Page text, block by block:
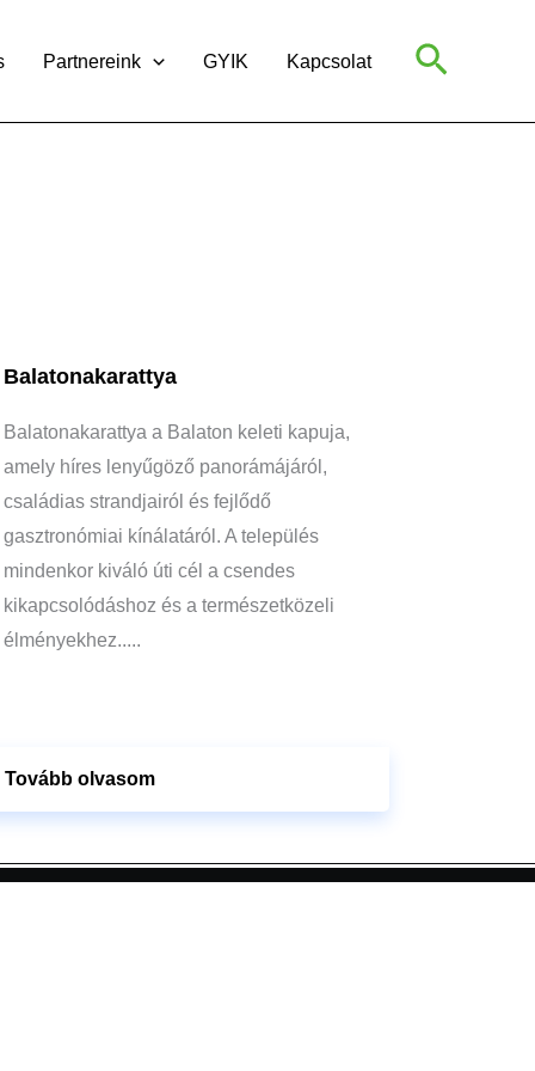
Partnereink GYIK Kapcsolat Search
Balatonakarattya
Balatonakarattya a Balaton keleti kapuja,
amely híres lenyűgöző panorámájáról,
családias strandjairól és fejlődő
gasztronómiai kínálatáról. A település
mindenkor kiváló úti cél a csendes
kikapcsolódáshoz és a természetközeli
élményekhez.....
Tovább olvasom